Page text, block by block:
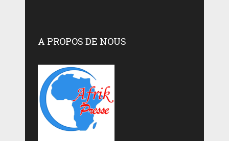
A PROPOS DE NOUS